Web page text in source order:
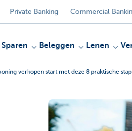
Private Banking Commercial
Sparen Beleggen Lenen
verkopen start met deze 8 praktische